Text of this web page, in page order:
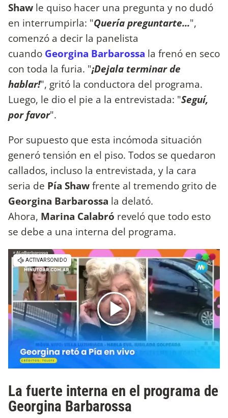
Shaw le quiso hacer una pregunta y no dudó
en interrumpirla: "Quería preguntarte...",
comenzó a decir la panelista
cuando Georgina Barbarossa la frenó en seco
con toda la furia. "¡Dejala terminar de
hablar!", gritó la conductora del programa.
Luego, le dio el pie a la entrevistada: "Seguí,
por favor".
Por supuesto que esta incómoda situación
generó tensión en el piso. Todos se quedaron
callados, incluso la entrevistada, y la cara
seria de Pía Shawfrente al tremendo grito de
Georgina Barbarossa la delató.
Ahora, Marina Calabró reveló que todo esto
se debe a una interna del programa.
La fuerte interna en el programa de
Georgina Barbarossa